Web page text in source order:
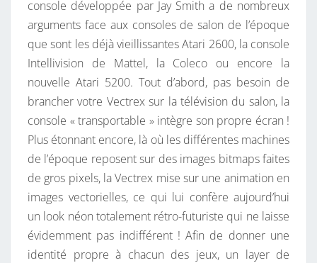
T
R
O
D
U
F
U
T
U
R
!
console développée par Jay Smith a de nombreux
arguments face aux consoles de salon de l’époque
que sont les déjà vieillissantes Atari 2600, la console
Intellivision de Mattel, la Coleco ou encore la
nouvelle Atari 5200. Tout d’abord, pas besoin de
brancher votre Vectrex sur la télévision du salon, la
console « transportable » intègre son propre écran !
Plus étonnant encore, là où les différentes machines
de l’époque reposent sur des images bitmaps faites
de gros pixels, la Vectrex mise sur une animation en
images vectorielles, ce qui lui confère aujourd’hui
un look néon totalement rétro-futuriste qui ne laisse
évidemment pas indifférent ! Afin de donner une
identité propre à chacun des jeux, un layer de